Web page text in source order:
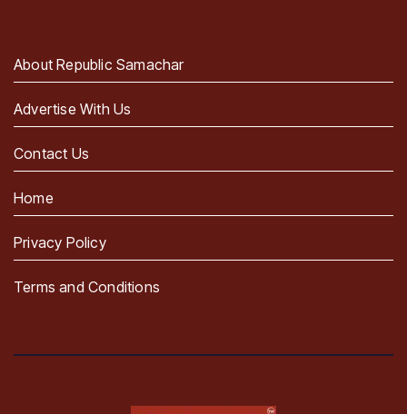
About Republic Samachar
Advertise With Us
Contact Us
Home
Privacy Policy
Terms and Conditions